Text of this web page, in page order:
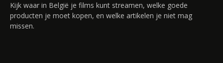
Kijk waar in België je films kunt streamen, welke goede
producten je moet kopen, en welke artikelen je niet mag
missen.